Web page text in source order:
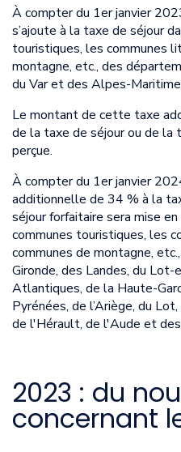
À compter du 1er janvier
s’ajoute à la taxe de séjour
touristiques, les communes
montagne, etc., des
du Var et des Alpes-
Le montant de cette taxe
de la taxe de séjour ou de la
perçue.
À compter du 1er janvier
additionnelle de 34 % à la
séjour forfaitaire sera mise
communes touristiques, les
communes de montagne,
Gironde, des Landes, du
Atlantiques, de la Haute-
Pyrénées, de l’Ariège, du
de l'Hérault, de l'Aude et
2023 : du
concernant